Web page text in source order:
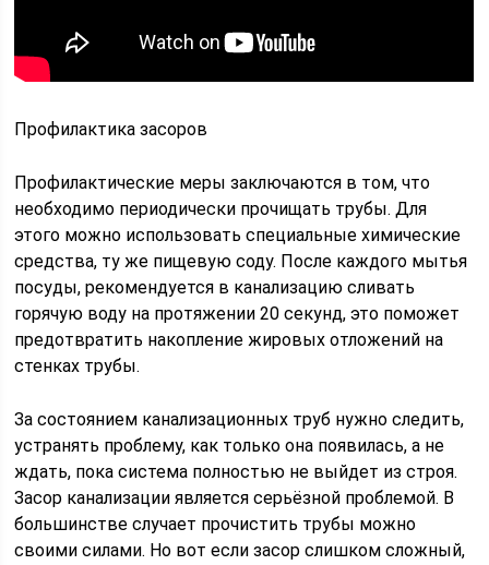
Профилактика засоров
Профилактические меры заключаются в том, что
необходимо периодически прочищать трубы. Для
этого можно использовать специальные химические
средства, ту же пищевую соду. После каждого мытья
посуды, рекомендуется в канализацию сливать
горячую воду на протяжении 20 секунд, это поможет
предотвратить накопление жировых отложений на
стенках трубы.
За состоянием канализационных труб нужно следить,
устранять проблему, как только она появилась, а не
ждать, пока система полностью не выйдет из строя.
Засор канализации является серьёзной проблемой. В
большинстве случает прочистить трубы можно
своими силами. Но вот если засор слишком сложный,